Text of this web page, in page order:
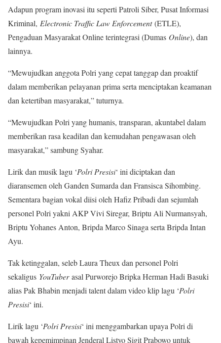
Adapun program inovasi itu seperti Patroli Siber, Pusat Informasi
Kriminal, Electronic Traffic Law Enforcement(ETLE),
Pengaduan Masyarakat Online terintegrasi (Dumas Online), dan
lainnya.
“Mewujudkan anggota Polri yang cepat tanggap dan proaktif
dalam memberikan pelayanan prima serta menciptakan keamanan
dan ketertiban masyarakat,” tuturnya.
“Mewujudkan Polri yang humanis, transparan, akuntabel dalam
memberikan rasa keadilan dan kemudahan pengawasan oleh
masyarakat,” sambung Syahar.
Lirik dan musik lagu ‘Polri Presisi‘ ini diciptakan dan
diaransemen oleh Ganden Sumarda dan Fransisca Sihombing.
Sementara bagian vokal diisi oleh Hafiz Pribadi dan sejumlah
personel Polri yakni AKP Vivi Siregar, Briptu Ali Nurmansyah,
Briptu Yohanes Anton, Bripda Marco Sinaga serta Bripda Intan
Ayu.
Tak ketinggalan, seleb Laura Theux dan personel Polri
sekaligus YouTuberasal Purworejo Bripka Herman Hadi Basuki
alias Pak Bhabin menjadi talent dalam video klip lagu ‘Polri
Presisi‘ ini.
Lirik lagu ‘Polri Presisi‘ ini menggambarkan upaya Polri di
bawah kepemimpinan Jenderal Listyo Sigit Prabowo untuk